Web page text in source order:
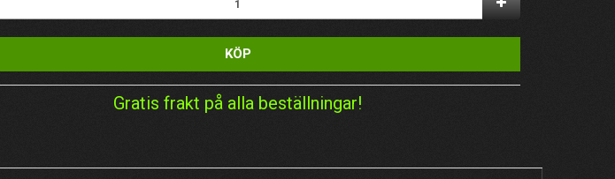
KÖP
Gratis frakt på alla beställningar!